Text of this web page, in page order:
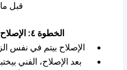
قبل ما
الخطوة ٤: الإصلاح والاختبار
الإصلاح بيتم في نفس
بعد الإصلاح، الفني